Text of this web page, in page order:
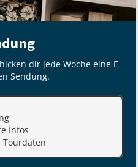
dir jede Woche eine E-
Sendung.
Infos
Tourdaten